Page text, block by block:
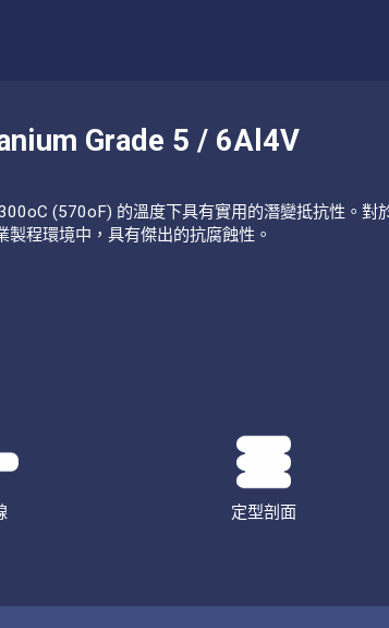
Grade 5 / 6Al4V
(570oF) 的溫度下具有實用的潛變抵抗性。對
程環境中，具有傑出的抗腐蝕性。
定型剖面